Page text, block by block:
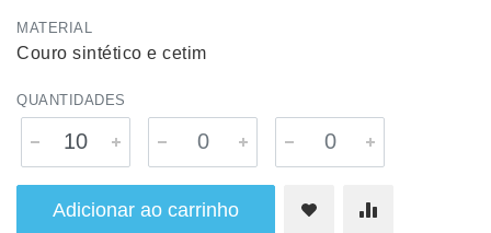
MATERIAL
Couro sintético e cetim
QUANTIDADES
Adicionar ao carrinho